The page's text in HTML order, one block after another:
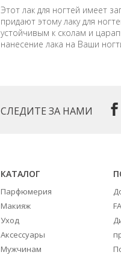
Этот лак для ногтей имеет
придают этому лаку для
устойчивым к сколам и
нанесение лака на Ваши
СЛЕДИТЕ ЗА НАМИ
КАТАЛОГ
Парфюмерия
Макияж
Уход
Аксессуары
Мужчинам